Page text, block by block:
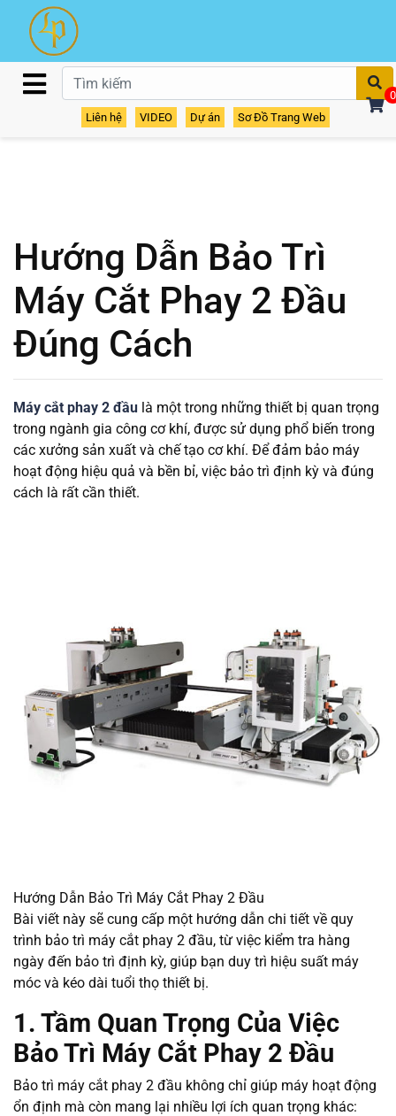
Liên hệ VIDEO Dự án Sơ Đồ Trang Web
0
Hướng Dẫn Bảo Trì
Máy Cắt Phay 2 Đầu
Đúng Cách
Máy cắt phay 2 đầu là một trong những thiết bị quan trọng
trong ngành gia công cơ khí, được sử dụng phổ biến trong
các xưởng sản xuất và chế tạo cơ khí. Để đảm bảo máy
hoạt động hiệu quả và bền bỉ, việc bảo trì định kỳ và đúng
cách là rất cần thiết.
Hướng Dẫn Bảo Trì Máy Cắt Phay 2 Đầu
Bài viết này sẽ cung cấp một hướng dẫn chi tiết về quy
trình bảo trì máy cắt phay 2 đầu, từ việc kiểm tra hàng
ngày đến bảo trì định kỳ, giúp bạn duy trì hiệu suất máy
móc và kéo dài tuổi thọ thiết bị.
1. Tầm Quan Trọng Của Việc
Bảo Trì Máy Cắt Phay 2 Đầu
Bảo trì máy cắt phay 2 đầu không chỉ giúp máy hoạt động
ổn định mà còn mang lại nhiều lợi ích quan trọng khác: